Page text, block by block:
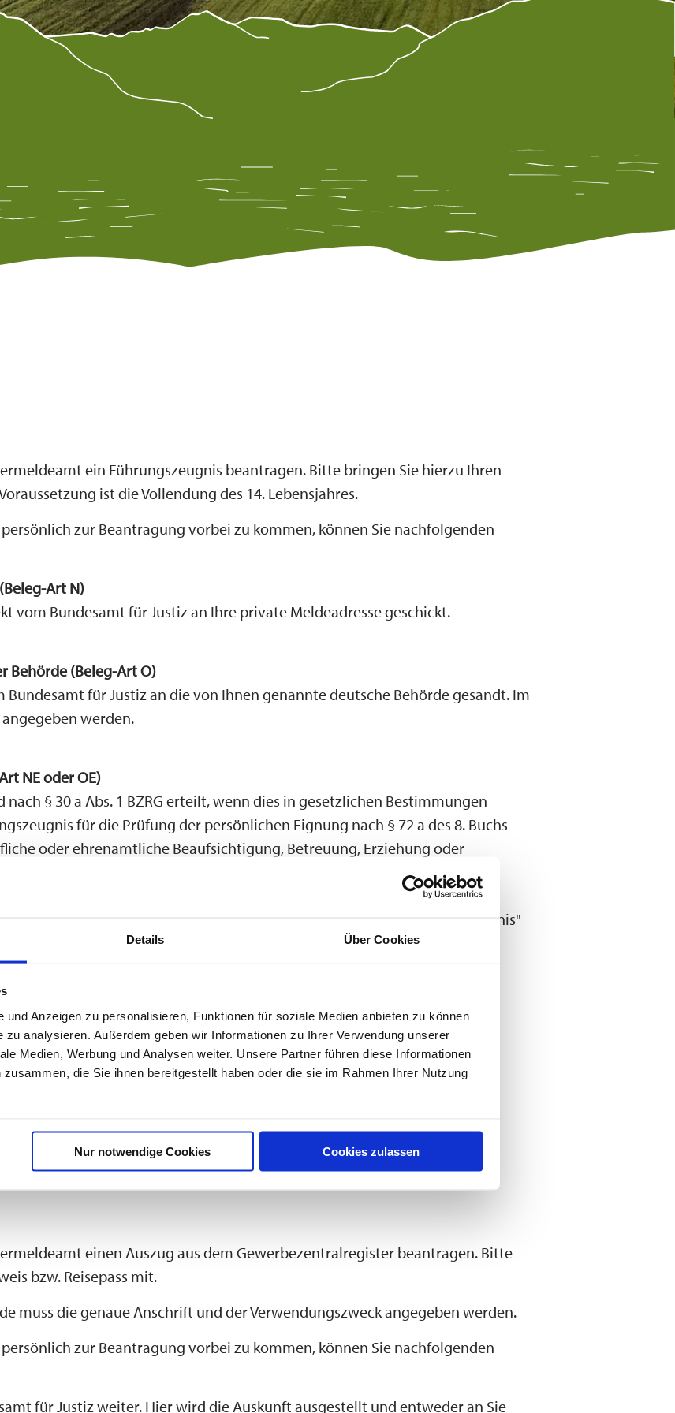
Details Über Cookies
und Anzeigen zu personalisieren, Funktionen für soziale Medien anbieten zu können
zu analysieren. Außerdem geben wir Informationen zu Ihrer Verwendung unserer
Medien, Werbung und Analysen weiter. Unsere Partner führen diese Informationen
die Sie ihnen bereitgestellt haben oder die sie im Rahmen Ihrer Nutzung
Nur notwendige Cookies Cookies zulassen
ein Führungszeugnis beantragen. Bitte bringen Sie hierzu Ihren
ist die Vollendung des 14. Lebensjahres.
zur Beantragung vorbei zu kommen, können Sie nachfolgenden
Art N)
vom Bundesamt für Justiz an Ihre private Meldeadresse geschickt.
Behörde (Beleg-Art O)
für Justiz an die von Ihnen genannte deutsche Behörde gesandt. Im
werden.
NE oder OE)
§ 30 a Abs. 1 BZRG erteilt, wenn dies in gesetzlichen Bestimmungen
für die Prüfung der persönlichen Eignung nach § 72 a des 8. Buchs
oder ehrenamtliche Beaufsichtigung, Betreuung, Erziehung oder
benötigt wird, die in vergleichbarer Weise geeignet ist, Kontakt zu
Aufforderung der Stelle vorzulegen, die das "erweiterte Führungszeugnis"
die Voraussetzungen des § 30 a Abs. 1 BZRG vorliegen.
Ihr Führungszeugnis.
Beleg-Art N ↗
einen Auszug aus dem Gewerbezentralregister beantragen. Bitte
bzw. Reisepass mit.
muss die genaue Anschrift und der Verwendungszweck angegeben werden.
zur Beantragung vorbei zu kommen, können Sie nachfolgenden
für Justiz weiter. Hier wird die Auskunft ausgestellt und entweder an Sie